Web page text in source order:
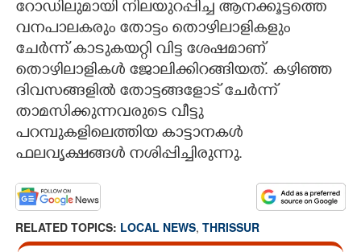
റോഡിലുമായി നിലയുറപ്പിച്ച ആനക്കൂട്ടത്തെ
വനപാലകരും തോട്ടം തൊഴിലാളികളും
ചേർന്ന് കാടുകയറ്റി വിട്ട ശേഷമാണ്
തൊഴിലാളികൾ ജോലിക്കിറങ്ങിയത്. കഴിഞ്ഞ
ദിവസങ്ങളിൽ തോട്ടങ്ങളോട് ചേർന്ന്
താമസിക്കുന്നവരുടെ വീട്ടു
പറമ്പുകളിലെത്തിയ കാട്ടാനകൾ
ഫലവൃക്ഷങ്ങൾ നശിപ്പിച്ചിരുന്നു.
RELATED TOPICS: LOCAL NEWS, THRISSUR